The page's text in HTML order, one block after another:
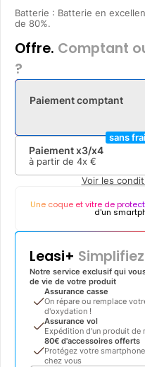
Batterie : Batterie en
de 80%.
Offre. Comptant
?
Paiement comptant
Paiement x3/x4
à partir de 4x €
sans
Voir les
Une coque et vitre de
d'un
Leasi+
Notre service exclusif qui
de vie de votre produit
Assurance casse
On répare ou remplace
d'oxydation !
Assurance vol
Expédition d'un produit de
80€ d'accessoires offerts
Protégez votre
chez vous